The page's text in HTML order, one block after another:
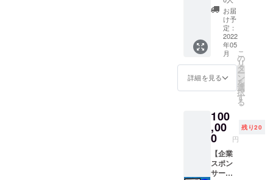
ミュニ
ティ
「TRUE
FUN」
の企業
スポン
サーに
なれる
権利で
す。 ス
コミュ
ニティ
「TRUE
FUN」
の練習
着に企
業スポ
お届
け予
定：
2022
年05
月
詳細を見る
こ
の
リ
タ
ー
ン
を
選
択
す
る
100
,00
0 円
残り20
【企業
スポン
サー】